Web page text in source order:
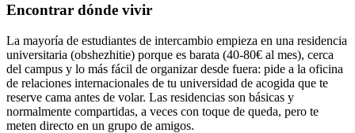
Encontrar dónde vivir
La mayoría de estudiantes de intercambio empieza en una residencia
universitaria (obshezhitie) porque es barata (40-80€ al mes), cerca
del campus y lo más fácil de organizar desde fuera: pide a la oficina
de relaciones internacionales de tu universidad de acogida que te
reserve cama antes de volar. Las residencias son básicas y
normalmente compartidas, a veces con toque de queda, pero te
meten directo en un grupo de amigos.